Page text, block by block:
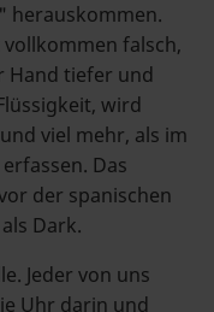
herauskommen.
falsch,
Hand tiefer und
wird
viel mehr, als im
Das
der spanischen
Dark.
Jeder von uns
Uhr darin und